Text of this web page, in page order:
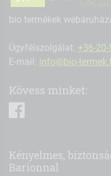
bio termékek
Ügyfélszolgálat: +36-
E-mail: info@bio-
Kövess minket:
Kényelmes,
Barionnal